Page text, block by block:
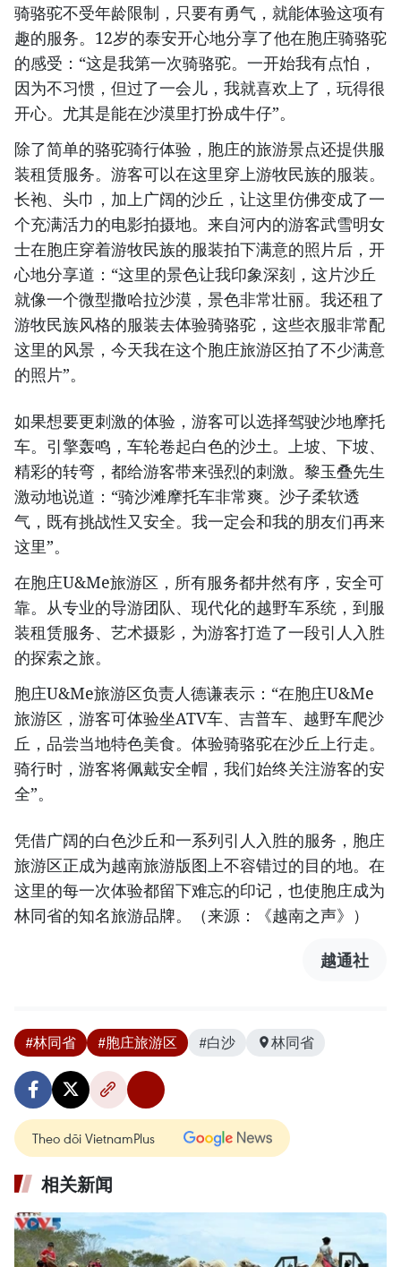
骑骆驼不受年龄限制，只要有勇气，就能体验这项有
趣的服务。12岁的泰安开心地分享了他在胞庄骑骆驼
的感受：“这是我第一次骑骆驼。一开始我有点怕，
因为不习惯，但过了一会儿，我就喜欢上了，玩得很
开心。尤其是能在沙漠里打扮成牛仔”。
除了简单的骆驼骑行体验，胞庄的旅游景点还提供服
装租赁服务。游客可以在这里穿上游牧民族的服装。
长袍、头巾，加上广阔的沙丘，让这里仿佛变成了一
个充满活力的电影拍摄地。来自河内的游客武雪明女
士在胞庄穿着游牧民族的服装拍下满意的照片后，开
心地分享道：“这里的景色让我印象深刻，这片沙丘
就像一个微型撒哈拉沙漠，景色非常壮丽。我还租了
游牧民族风格的服装去体验骑骆驼，这些衣服非常配
这里的风景，今天我在这个胞庄旅游区拍了不少满意
的照片”。
如果想要更刺激的体验，游客可以选择驾驶沙地摩托
车。引擎轰鸣，车轮卷起白色的沙土。上坡、下坡、
精彩的转弯，都给游客带来强烈的刺激。黎玉叠先生
激动地说道：“骑沙滩摩托车非常爽。沙子柔软透
气，既有挑战性又安全。我一定会和我的朋友们再来
这里”。
在胞庄U&Me旅游区，所有服务都井然有序，安全可
靠。从专业的导游团队、现代化的越野车系统，到服
装租赁服务、艺术摄影，为游客打造了一段引人入胜
的探索之旅。
胞庄U&Me旅游区负责人德谦表示：“在胞庄U&Me
旅游区，游客可体验坐ATV车、吉普车、越野车爬沙
丘，品尝当地特色美食。体验骑骆驼在沙丘上行走。
骑行时，游客将佩戴安全帽，我们始终关注游客的安
全”。
凭借广阔的白色沙丘和一系列引人入胜的服务，胞庄
旅游区正成为越南旅游版图上不容错过的目的地。在
这里的每一次体验都留下难忘的印记，也使胞庄成为
林同省的知名旅游品牌。（来源：《越南之声》）
越通社
#林同省 #胞庄旅游区 #白沙 林同省
Theo dõi VietnamPlus
相关新闻